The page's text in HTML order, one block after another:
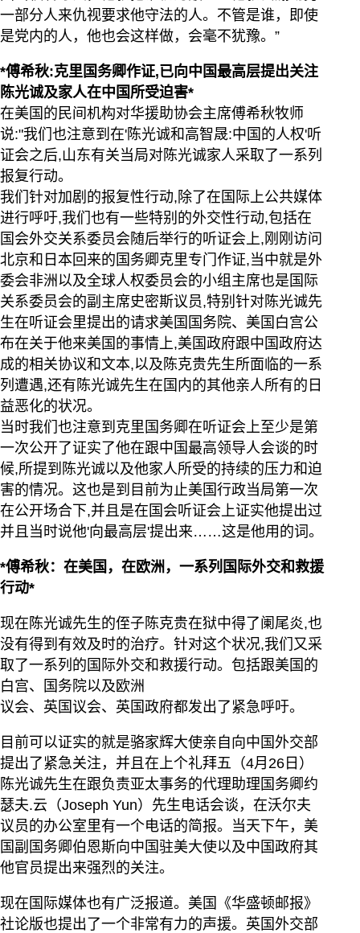
一部分人来仇视要求他守法的人。不管是谁，即使
是党内的人，他也会这样做，会毫不犹豫。”
*傅希秋:克里国务卿作证,已向中国最高层提出关注
陈光诚及家人在中国所受迫害*
在美国的民间机构对华援助协会主席傅希秋牧师
说:"我们也注意到在'陈光诚和高智晟:中国的人权'听
证会之后,山东有关当局对陈光诚家人采取了一系列
报复行动。
我们针对加剧的报复性行动,除了在国际上公共媒体
进行呼吁,我们也有一些特别的外交性行动,包括在
国会外交关系委员会随后举行的听证会上,刚刚访问
北京和日本回来的国务卿克里专门作证,当中就是外
委会非洲以及全球人权委员会的小组主席也是国际
关系委员会的副主席史密斯议员,特别针对陈光诚先
生在听证会里提出的请求美国国务院、美国白宫公
布在关于他来美国的事情上,美国政府跟中国政府达
成的相关协议和文本,以及陈克贵先生所面临的一系
列遭遇,还有陈光诚先生在国内的其他亲人所有的日
益恶化的状况。
当时我们也注意到克里国务卿在听证会上至少是第
一次公开了证实了他在跟中国最高领导人会谈的时
候,所提到陈光诚以及他家人所受的持续的压力和迫
害的情况。这也是到目前为止美国行政当局第一次
在公开场合下,并且是在国会听证会上证实他提出过
并且当时说他'向最高层'提出来……这是他用的词。
*傅希秋：在美国，在欧洲，一系列国际外交和救援
行动*
现在陈光诚先生的侄子陈克贵在狱中得了阑尾炎,也
没有得到有效及时的治疗。针对这个状况,我们又采
取了一系列的国际外交和救援行动。包括跟美国的
白宫、国务院以及欧洲
议会、英国议会、英国政府都发出了紧急呼吁。
目前可以证实的就是骆家辉大使亲自向中国外交部
提出了紧急关注，并且在上个礼拜五（4月26日）
陈光诚先生在跟负责亚太事务的代理助理国务卿约
瑟夫.云（Joseph Yun）先生电话会谈，在沃尔夫
议员的办公室里有一个电话的简报。当天下午，美
国副国务卿伯恩斯向中国驻美大使以及中国政府其
他官员提出来强烈的关注。
现在国际媒体也有广泛报道。美国《华盛顿邮报》
社论版也提出了一个非常有力的声援。英国外交部